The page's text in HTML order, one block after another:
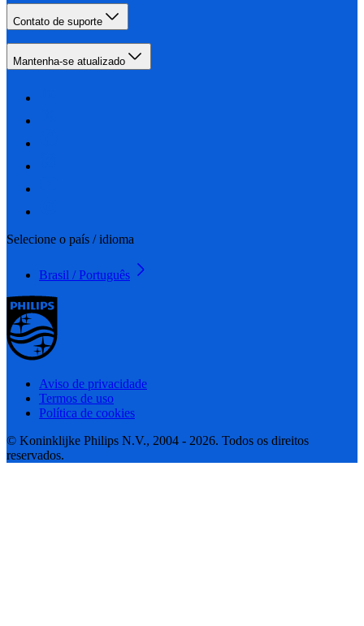
Contato de suporte
Mantenha-se atualizado
Selecione o país / idioma
Brasil / Português
Aviso de privacidade
Termos de uso
Política de cookies
© Koninklijke Philips N.V., 2004 - 2026. Todos os direitos
reservados.